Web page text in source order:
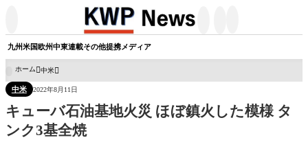
九州米国欧州中東連載その他提携メディア
ホーム 中米
中米 2022年8月11日
キューバ石油基地火災 ほぼ鎮火した模様 タ
ンク3基全焼